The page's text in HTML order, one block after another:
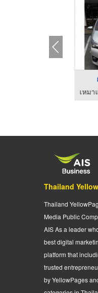
Thailand
Thailand
Media Public
AIS As a leader
best digital
platform that
trusted
by YellowPages